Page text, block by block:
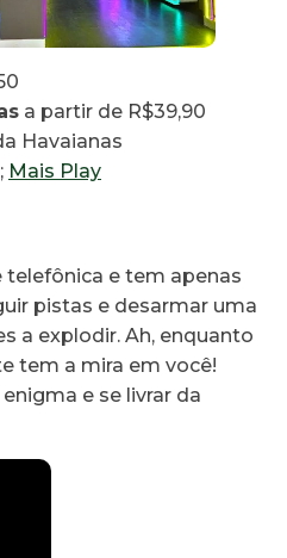
a partir de R$39,90
Havaianas
Mais Play
telefônica e tem apenas
pistas e desarmar uma
a explodir. Ah, enquanto
tem a mira em você!
e se livrar da